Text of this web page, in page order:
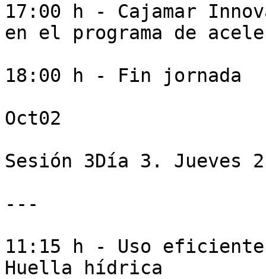
17:00 h - Cajamar
en el programa de
18:00 h - Fin jornada
Oct02
Sesión 3Día 3. Jueves
---
11:15 h - Uso
Huella hídrica